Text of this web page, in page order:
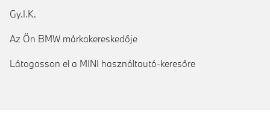
Gy.I.K.
Az Ön BMW márkakereskedője
Látogasson el a MINI használtautó-keresőre